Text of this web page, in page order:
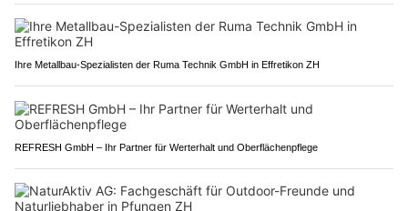
Ihre Metallbau-Spezialisten der Ruma Technik GmbH in Effretikon ZH
REFRESH GmbH – Ihr Partner für Werterhalt und Oberflächenpflege